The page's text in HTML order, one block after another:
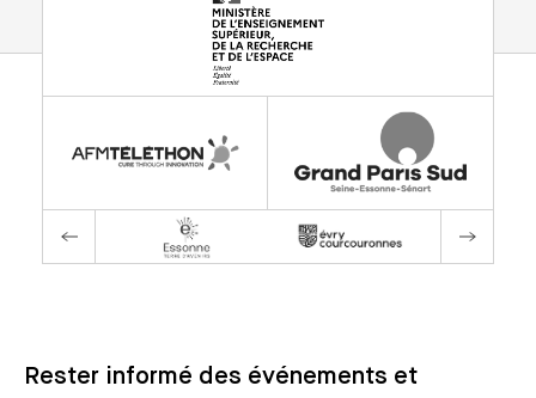
Rester informé des événements et